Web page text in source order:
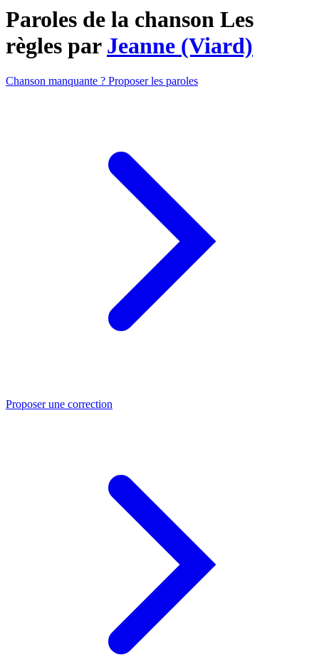
Paroles de la chanson Les
règles par Jeanne (Viard)
Chanson manquante ? Proposer les paroles
Proposer une correction